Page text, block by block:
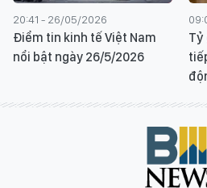
20:41 - 26/05/2026
Điểm tin kinh tế Việt Nam
nổi bật ngày 26/5/2026
Tỷ